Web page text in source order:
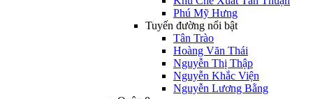
Phú Mỹ Hưng
Tuyến đường nổi bật
Tân Trào
Hoàng Văn Thái
Nguyễn Thị Thập
Nguyễn Khắc Viện
Nguyễn Lương Bằng